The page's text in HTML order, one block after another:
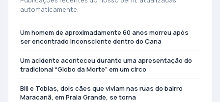
automaticamente.
Um homem de aproximadamente 60 anos morreu após
ser encontrado inconsciente dentro do Cana
Um acidente aconteceu durante uma apresentação do
tradicional “Globo da Morte” em um circo
Bill e Tobias, dois cães que viviam nas ruas do bairro
Maracanã, em Praia Grande, se torna